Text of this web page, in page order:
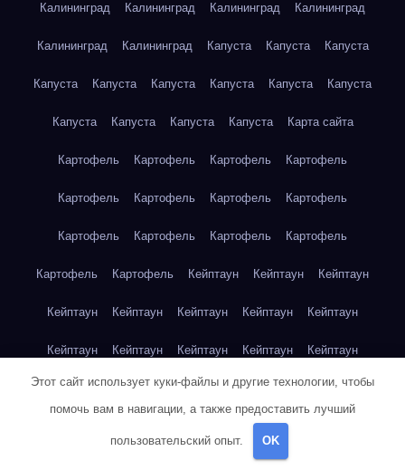
Калининград Калининград Калининград Калининград
Калининград Калининград Капуста Капуста Капуста
Капуста Капуста Капуста Капуста Капуста Капуста
Капуста Капуста Капуста Капуста Карта сайта
Картофель Картофель Картофель Картофель
Картофель Картофель Картофель Картофель
Картофель Картофель Картофель Картофель
Картофель Картофель Кейптаун Кейптаун Кейптаун
Кейптаун Кейптаун Кейптаун Кейптаун Кейптаун
Кейптаун Кейптаун Кейптаун Кейптаун Кейптаун
Кейптаун Кейптаун Кейптаун Кейптаун Кейптаун
Клубника
Красноярск
Этот сайт использует куки-файлы и другие технологии, чтобы
помочь вам в навигации, а также предоставить лучший
пользовательский опыт. OK